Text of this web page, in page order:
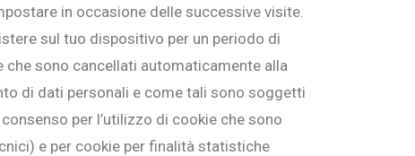
in occasione delle successive visite.
sul tuo dispositivo per un periodo di
sono cancellati automaticamente alla
di dati personali e come tali sono soggetti
per l’utilizzo di cookie che sono
e per cookie per finalità statistiche